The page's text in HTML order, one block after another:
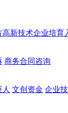
高新技术企业培育
商务合同咨询
文创资金 企业